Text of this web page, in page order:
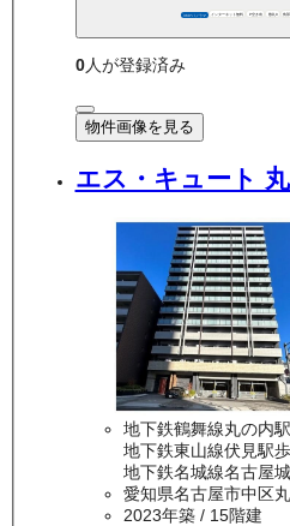
360°パノラマ インターネット無料 P空き有 敷礼0 角部
0人が登録済み
物件画像を見る
エス・キュート
地下鉄鶴舞線丸の内
地下鉄東山線伏見駅
地下鉄名城線名古屋
愛知県名古屋市中区
2023年築/ 15階建